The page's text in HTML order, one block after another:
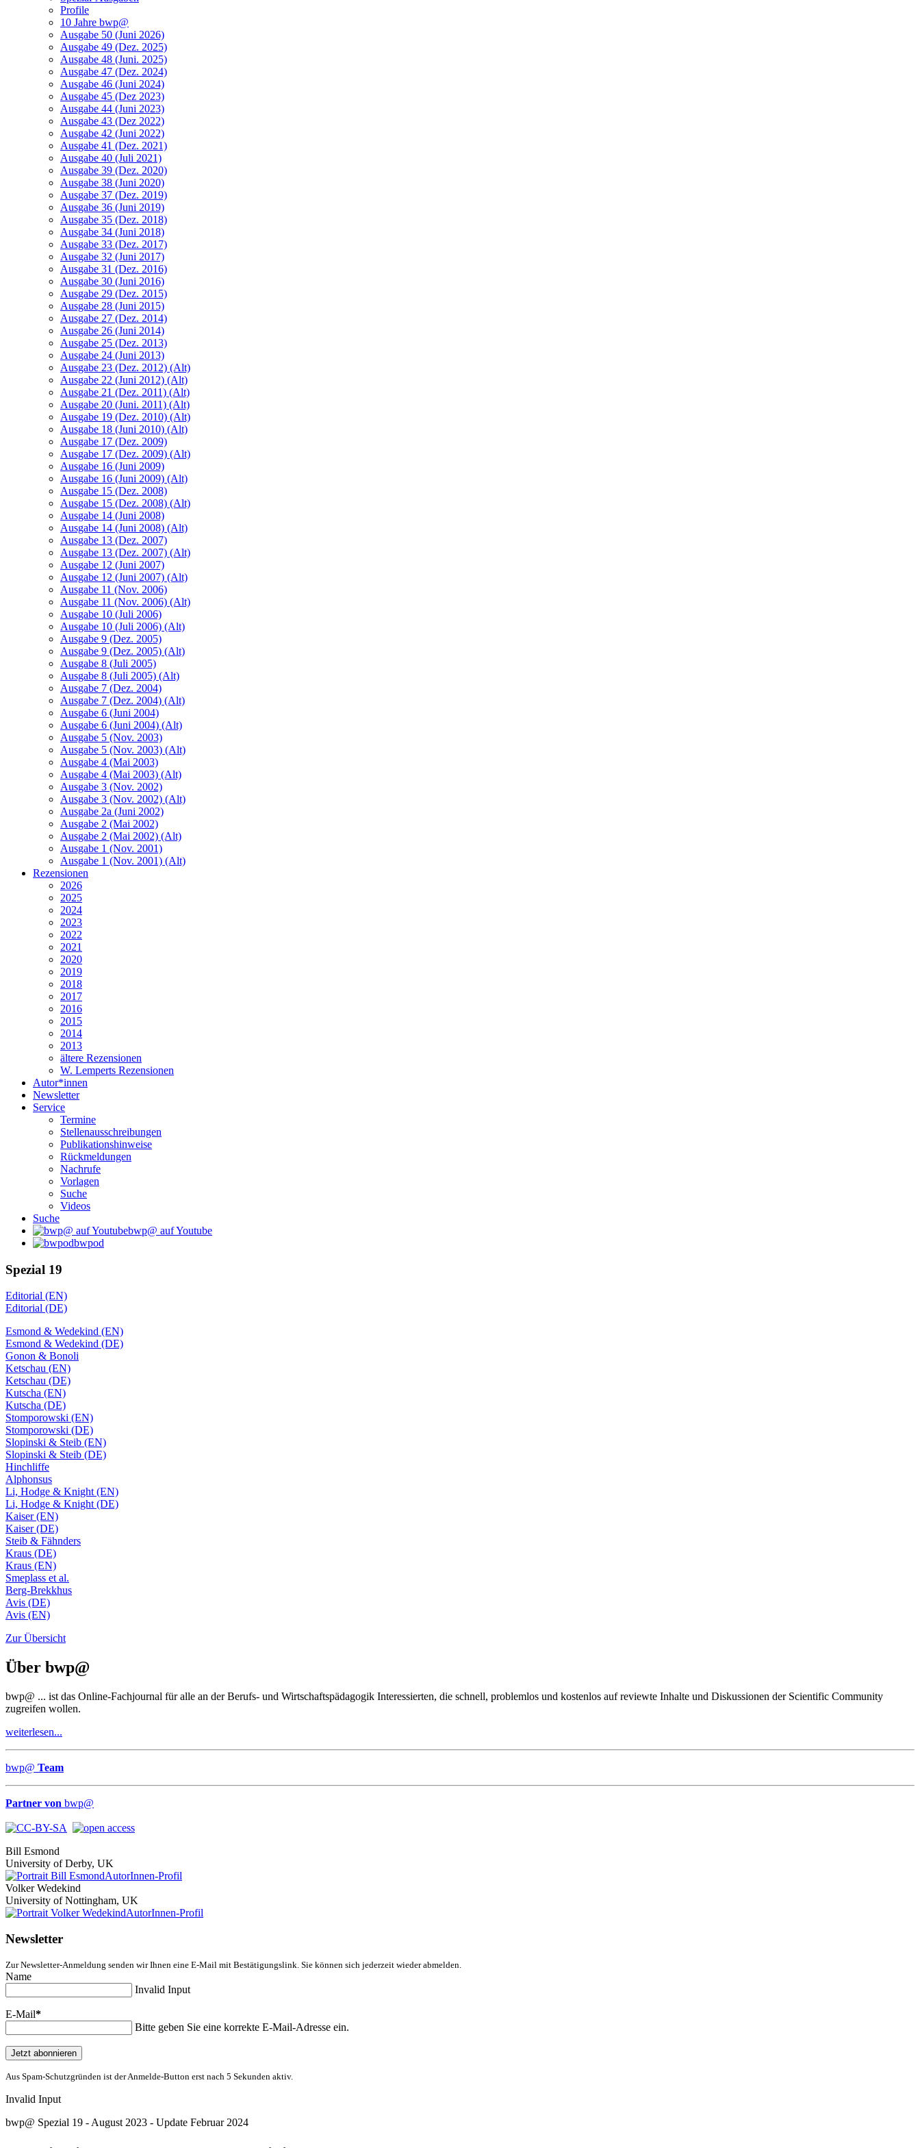
Profile
10 Jahre bwp@
Ausgabe 50 (Juni 2026)
Ausgabe 49 (Dez. 2025)
Ausgabe 48 (Juni. 2025)
Ausgabe 47 (Dez. 2024)
Ausgabe 46 (Juni 2024)
Ausgabe 45 (Dez 2023)
Ausgabe 44 (Juni 2023)
Ausgabe 43 (Dez 2022)
Ausgabe 42 (Juni 2022)
Ausgabe 41 (Dez. 2021)
Ausgabe 40 (Juli 2021)
Ausgabe 39 (Dez. 2020)
Ausgabe 38 (Juni 2020)
Ausgabe 37 (Dez. 2019)
Ausgabe 36 (Juni 2019)
Ausgabe 35 (Dez. 2018)
Ausgabe 34 (Juni 2018)
Ausgabe 33 (Dez. 2017)
Ausgabe 32 (Juni 2017)
Ausgabe 31 (Dez. 2016)
Ausgabe 30 (Juni 2016)
Ausgabe 29 (Dez. 2015)
Ausgabe 28 (Juni 2015)
Ausgabe 27 (Dez. 2014)
Ausgabe 26 (Juni 2014)
Ausgabe 25 (Dez. 2013)
Ausgabe 24 (Juni 2013)
Ausgabe 23 (Dez. 2012) (Alt)
Ausgabe 22 (Juni 2012) (Alt)
Ausgabe 21 (Dez. 2011) (Alt)
Ausgabe 20 (Juni. 2011) (Alt)
Ausgabe 19 (Dez. 2010) (Alt)
Ausgabe 18 (Juni 2010) (Alt)
Ausgabe 17 (Dez. 2009)
Ausgabe 17 (Dez. 2009) (Alt)
Ausgabe 16 (Juni 2009)
Ausgabe 16 (Juni 2009) (Alt)
Ausgabe 15 (Dez. 2008)
Ausgabe 15 (Dez. 2008) (Alt)
Ausgabe 14 (Juni 2008)
Ausgabe 14 (Juni 2008) (Alt)
Ausgabe 13 (Dez. 2007)
Ausgabe 13 (Dez. 2007) (Alt)
Ausgabe 12 (Juni 2007)
Ausgabe 12 (Juni 2007) (Alt)
Ausgabe 11 (Nov. 2006)
Ausgabe 11 (Nov. 2006) (Alt)
Ausgabe 10 (Juli 2006)
Ausgabe 10 (Juli 2006) (Alt)
Ausgabe 9 (Dez. 2005)
Ausgabe 9 (Dez. 2005) (Alt)
Ausgabe 8 (Juli 2005)
Ausgabe 8 (Juli 2005) (Alt)
Ausgabe 7 (Dez. 2004)
Ausgabe 7 (Dez. 2004) (Alt)
Ausgabe 6 (Juni 2004)
Ausgabe 6 (Juni 2004) (Alt)
Ausgabe 5 (Nov. 2003)
Ausgabe 5 (Nov. 2003) (Alt)
Ausgabe 4 (Mai 2003)
Ausgabe 4 (Mai 2003) (Alt)
Ausgabe 3 (Nov. 2002)
Ausgabe 3 (Nov. 2002) (Alt)
Ausgabe 2a (Juni 2002)
Ausgabe 2 (Mai 2002)
Ausgabe 2 (Mai 2002) (Alt)
Ausgabe 1 (Nov. 2001)
Ausgabe 1 (Nov. 2001) (Alt)
Rezensionen
2026
2025
2024
2023
2022
2021
2020
2019
2018
2017
2016
2015
2014
2013
ältere Rezensionen
W. Lemperts Rezensionen
Autor*innen
Newsletter
Service
Termine
Stellenausschreibungen
Publikationshinweise
Rückmeldungen
Nachrufe
Vorlagen
Suche
Videos
Suche
bwp@ auf Youtube
bwpod
Spezial 19
Editorial (EN)
Editorial (DE)
Esmond & Wedekind (EN)
Esmond & Wedekind (DE)
Gonon & Bonoli
Ketschau (EN)
Ketschau (DE)
Kutscha (EN)
Kutscha (DE)
Stomporowski (EN)
Stomporowski (DE)
Slopinski & Steib (EN)
Slopinski & Steib (DE)
Hinchliffe
Alphonsus
Li, Hodge & Knight (EN)
Li, Hodge & Knight (DE)
Kaiser (EN)
Kaiser (DE)
Steib & Fähnders
Kraus (DE)
Kraus (EN)
Smeplass et al.
Berg-Brekkhus
Avis (DE)
Avis (EN)
Zur Übersicht
Über bwp@
bwp@ ... ist das Online-Fachjournal für alle an der Berufs- und Wirtschaftspädagogik Interessierten, die schnell, problemlos und kostenlos auf reviewte Inhalte und Diskussionen der Scientific Community
zugreifen wollen.
weiterlesen...
bwp@ Team
Partner von bwp@
Bill Esmond
University of Derby, UK
AutorInnen-Profil
Volker Wedekind
University of Nottingham, UK
AutorInnen-Profil
Newsletter
Zur Newsletter-Anmeldung senden wir Ihnen eine E-Mail mit Bestätigungslink. Sie können sich jederzeit wieder abmelden.
Name
Invalid Input
E-Mail*
Bitte geben Sie eine korrekte E-Mail-Adresse ein.
Jetzt abonnieren
Aus Spam-Schutzgründen ist der Anmelde-Button erst nach 5 Sekunden aktiv.
Invalid Input
bwp@ Spezial 19 - August 2023 - Update Februar 2024